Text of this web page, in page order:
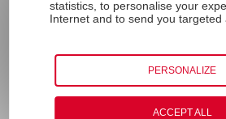
statistics, to personalise your
Internet and to send you targeted
PERSONALIZE
ACCEPT ALL